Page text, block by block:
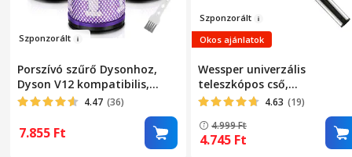
Szponzorált
Porszívó szűrő Dysonhoz,
Dyson V12 kompatibilis,
Detect Slim, Slim Absolute,
4.47 (36)
7.855 Ft
Szponzorált
Okos ajánlatok
Wessper univerzális
teleszkópos cső,
porszívóhoz, 32 mm
56-92 cm, krómozott acél
4.63 (19)
4.999Ft
4.745 Ft